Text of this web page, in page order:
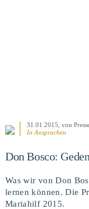
31.01.2015 , von
In Ansprachen
Don Bosco:
Was wir von Don
lernen können. Die
Mariahilf 2015.